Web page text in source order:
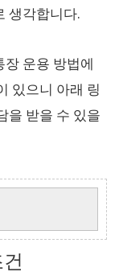
생각합니다.
운용 방법에
있으니 아래 링
을 받을 수 있을